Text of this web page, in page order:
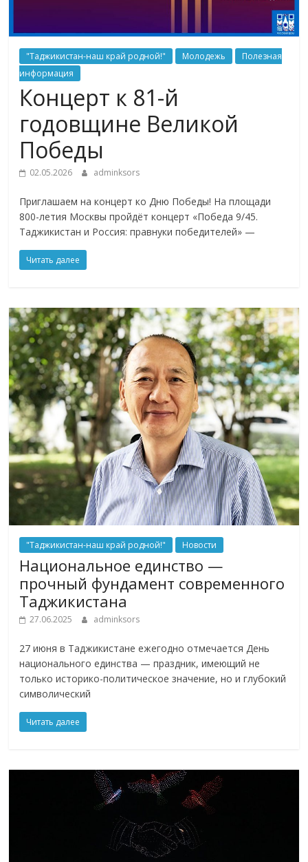
"Таджикистан-наш край родной!" Молодежь
Полезная
информация
Концерт к 81-й
годовщине Великой
Победы
02.05.2026 adminksors
Приглашаем на концерт ко Дню Победы! На площади
800-летия Москвы пройдёт концерт «Победа 9/45.
Таджикистан и Россия: правнуки победителей» —
Читать далее
"Таджикистан-наш край родной!" Новости
Национальное единство —
прочный фундамент современного
Таджикистана
27.06.2025 adminksors
27 июня в Таджикистане ежегодно отмечается День
национального единства — праздник, имеющий не
только историко-политическое значение, но и глубокий
символический
Читать далее